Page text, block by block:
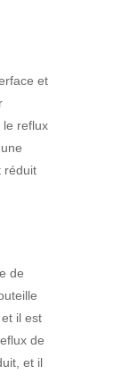
et
le reflux
réduit
de
il est
de
et il